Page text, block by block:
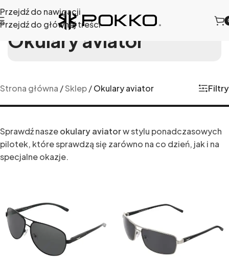
Przejdź do nawigacji
Przejdź do głównej treści
Okulary aviator
Strona główna /Sklep/Okulary aviator Filtry
Sprawdź naszeokulary aviatorw stylu ponadczasowych
pilotek, które sprawdzą się zarówno na co dzień, jak i na
specjalne okazje.